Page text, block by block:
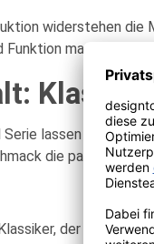
widerstehen die
Funktion macht die
Serie lassen sich
die passende
der Eleganz